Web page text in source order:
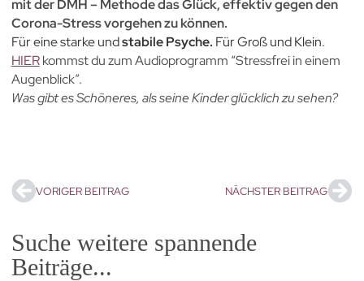
mit der DMH – Methode das Glück, effektiv gegen den
Corona-Stress vorgehen zu können.
Für eine starke undstabile Psyche. Für Groß und Klein.
HIERkommst du zum Audioprogramm “Stressfrei in einem
Augenblick”.
Was gibt es Schöneres, als seine Kinder glücklich zu sehen?
VORIGER BEITRAG NÄCHSTER BEITRAG
Suche weitere spannende
Beiträge...